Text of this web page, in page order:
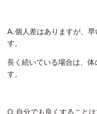
A. 個人差はありますが、
す。
長く続いている場合は、
す。
Q. 自分でも良くすること